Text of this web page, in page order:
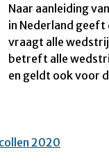
Naar aanleiding
in Nederland geeft
vraagt alle
betreft alle
en geldt ook voor
2020